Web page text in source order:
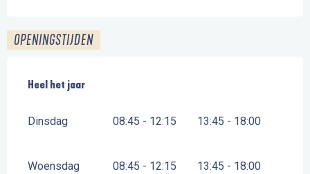
OPENINGSTIJDEN
Heel het jaar
Heel het jaar
Dinsdag 08:45 - 12:15 13:45 - 18:00
Woensdag 08:45 - 12:15 13:45 - 18:00